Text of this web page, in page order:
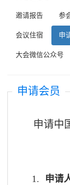
邀请报告 参
会议住宿 申
大会微信公众号
申请会员
申请中
1. 申请